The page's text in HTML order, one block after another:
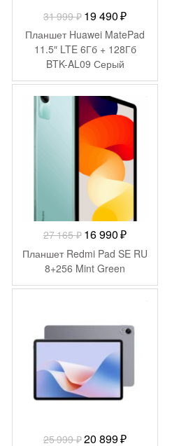
31 999₽ Первоначальная
цена
составляла
31
999 ₽.
19 490₽Текущая
цена:
19
Планшет Huawei MatePad
11.5″ LTE 6Гб + 128Гб
BTK-AL09 Серый
-10 175
27 165₽ Первоначальная
цена
составляла
27
16 990₽Текущая
цена:
990 ₽.
Планшет Redmi Pad SE RU
8+256 Mint Green
25 999₽Первоначальная
20 899₽Текущая